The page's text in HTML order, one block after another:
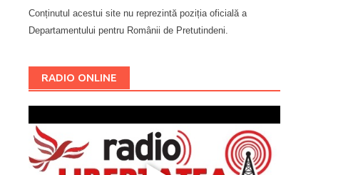
Conținutul acestui site nu reprezintă poziția oficială a
Departamentului pentru Românii de Pretutindeni.
RADIO ONLINE